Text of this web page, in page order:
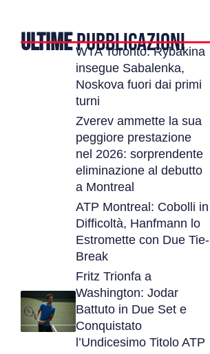
ULTIMEPUBBLICAZIONI
WTA Toronto: Rybakina
insegue Sabalenka,
Noskova fuori dai primi
turni
Zverev ammette la sua
peggiore prestazione
nel 2026: sorprendente
eliminazione al debutto
a Montreal
ATP Montreal: Cobolli in
Difficoltà, Hanfmann lo
Estromette con Due Tie-
Break
Fritz Trionfa a
Washington: Jodar
Battuto in Due Set e
Conquistato
l’Undicesimo Titolo ATP